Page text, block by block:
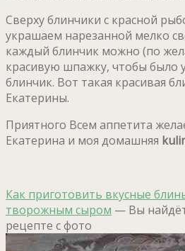
Сверху блинчики с красной
украшаем нарезанной мелко
каждый блинчик можно (по
красивую шпажку, чтобы было
блинчик. Вот такая красивая
Екатерины.
Приятного Всем аппетита
Екатерина и моя домашняя
Как приготовить вкусные
творожным сыром — Вы
рецепте с фото